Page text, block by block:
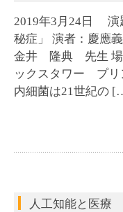
2019年3月24日 演
秘症」 演者：慶應
金井 隆典 先生 場
ックスタワー プリ
内細菌は21世紀の
人工知能と医